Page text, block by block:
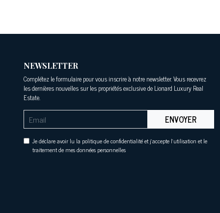
NEWSLETTER
Complétez le formulaire pour vous inscrire à notre newsletter. Vous recevrez
les dernières nouvelles sur les propriétés exclusive de Lionard Luxury Real
Estate.
ENVOYER
Je déclare avoir lu la politique de confidentialité et j'accepte l'utilisation et le
traitement de mes données personnelles